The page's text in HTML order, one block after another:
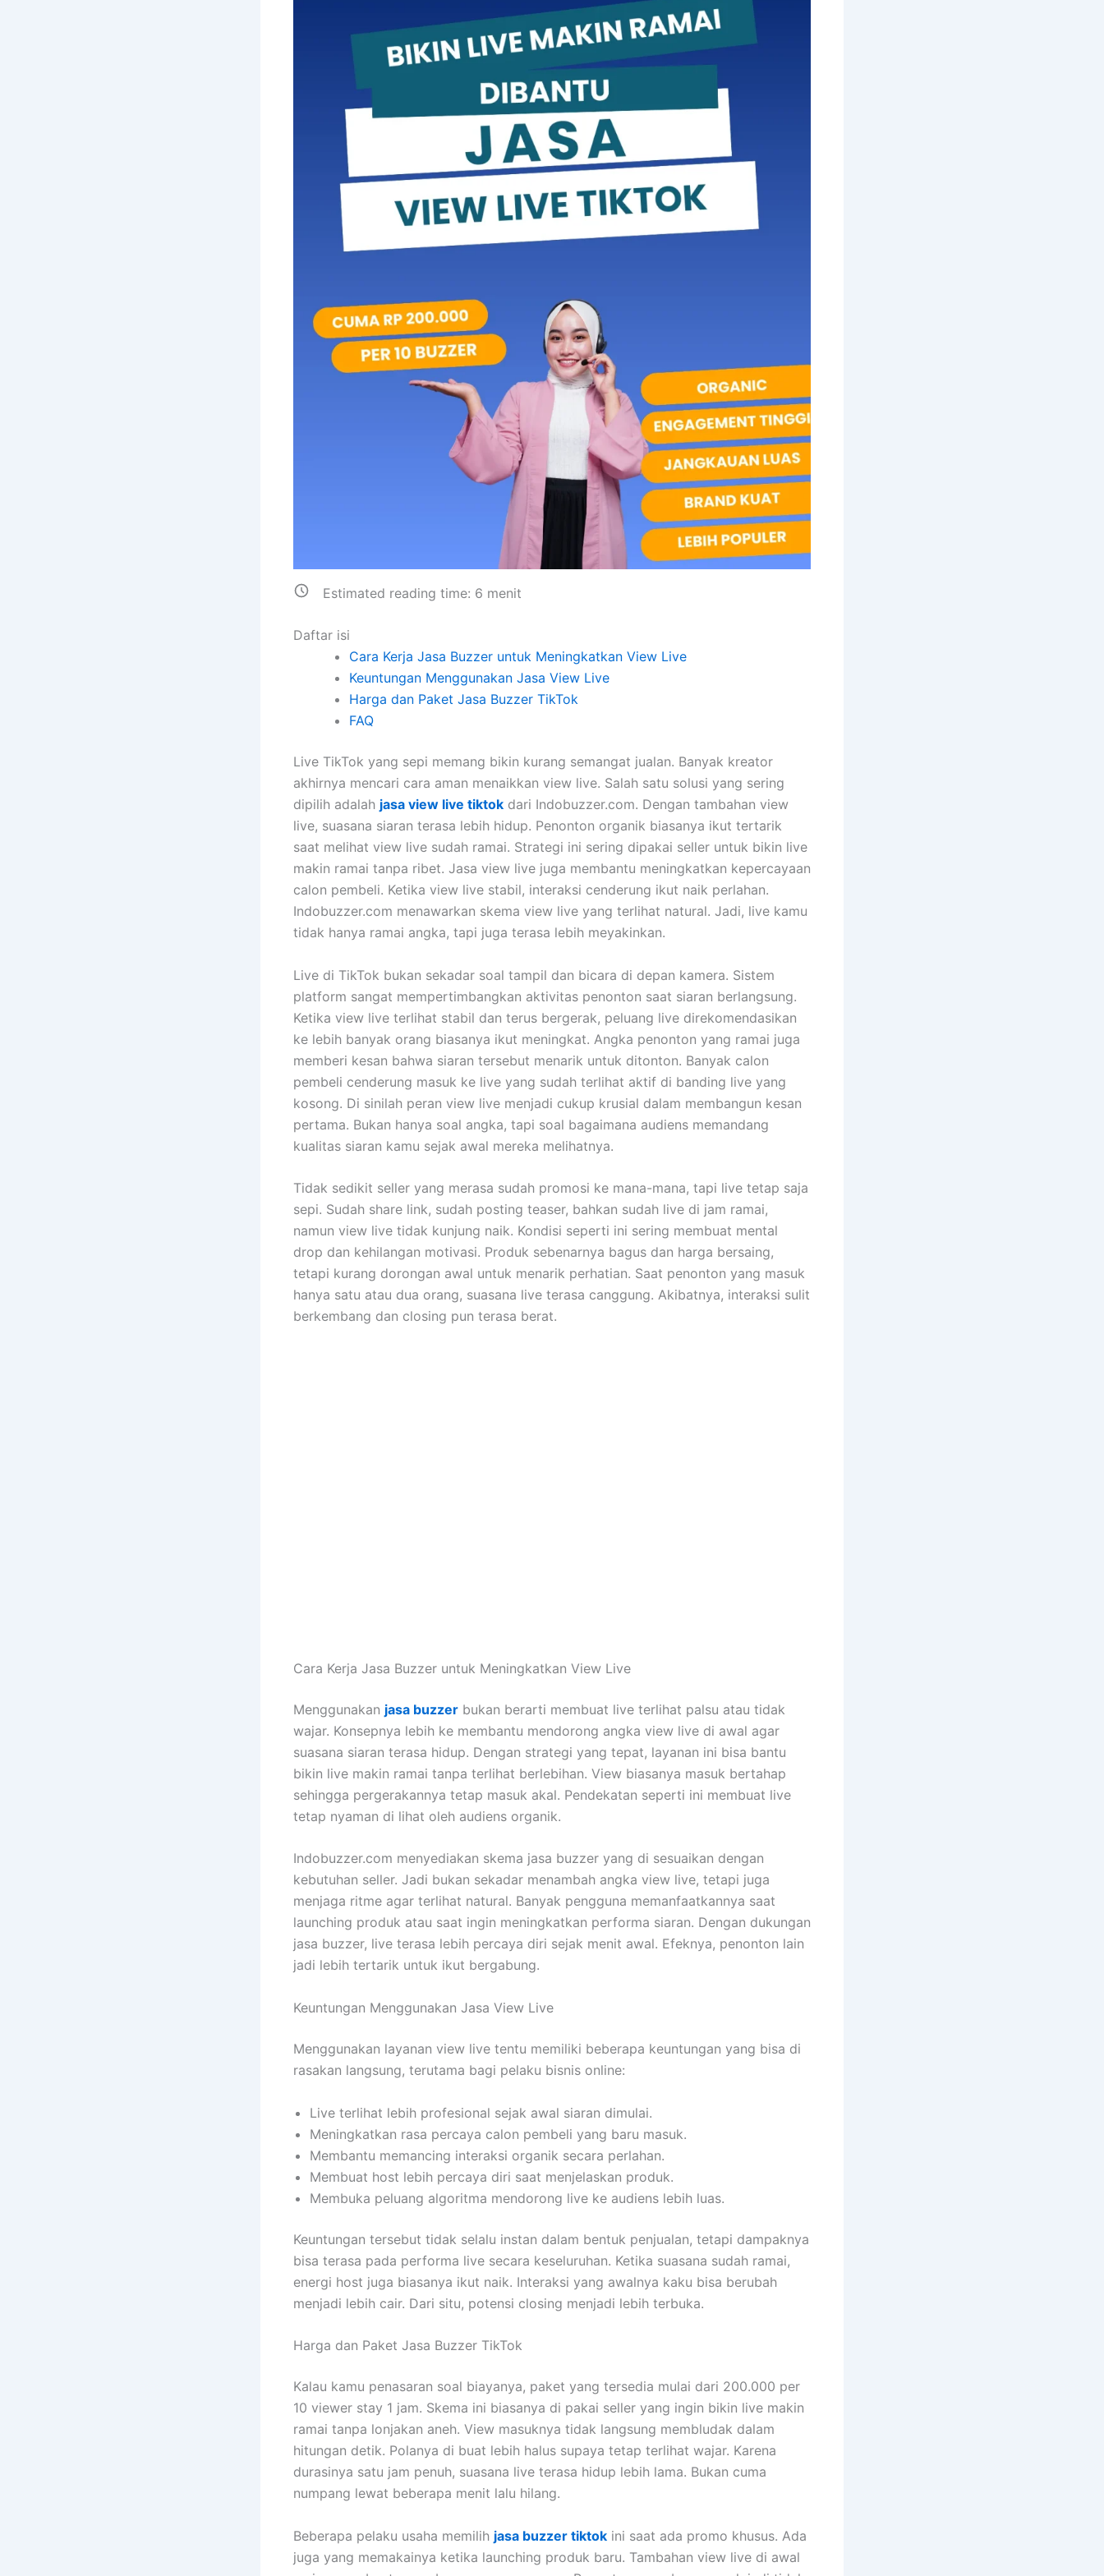
Estimated reading time: 6 menit
Daftar isi
Cara Kerja Jasa Buzzer untuk Meningkatkan View Live
Keuntungan Menggunakan Jasa View Live
Harga dan Paket Jasa Buzzer TikTok
FAQ
Live TikTok yang sepi memang bikin kurang semangat jualan. Banyak kreator
akhirnya mencari cara aman menaikkan view live. Salah satu solusi yang sering
dipilih adalah jasa view live tiktok dari Indobuzzer.com. Dengan tambahan view
live, suasana siaran terasa lebih hidup. Penonton organik biasanya ikut tertarik
saat melihat view live sudah ramai. Strategi ini sering dipakai seller untuk bikin live
makin ramai tanpa ribet. Jasa view live juga membantu meningkatkan kepercayaan
calon pembeli. Ketika view live stabil, interaksi cenderung ikut naik perlahan.
Indobuzzer.com menawarkan skema view live yang terlihat natural. Jadi, live kamu
tidak hanya ramai angka, tapi juga terasa lebih meyakinkan.
Live di TikTok bukan sekadar soal tampil dan bicara di depan kamera. Sistem
platform sangat mempertimbangkan aktivitas penonton saat siaran berlangsung.
Ketika view live terlihat stabil dan terus bergerak, peluang live direkomendasikan
ke lebih banyak orang biasanya ikut meningkat. Angka penonton yang ramai juga
memberi kesan bahwa siaran tersebut menarik untuk ditonton. Banyak calon
pembeli cenderung masuk ke live yang sudah terlihat aktif di banding live yang
kosong. Di sinilah peran view live menjadi cukup krusial dalam membangun kesan
pertama. Bukan hanya soal angka, tapi soal bagaimana audiens memandang
kualitas siaran kamu sejak awal mereka melihatnya.
Tidak sedikit seller yang merasa sudah promosi ke mana-mana, tapi live tetap saja
sepi. Sudah share link, sudah posting teaser, bahkan sudah live di jam ramai,
namun view live tidak kunjung naik. Kondisi seperti ini sering membuat mental
drop dan kehilangan motivasi. Produk sebenarnya bagus dan harga bersaing,
tetapi kurang dorongan awal untuk menarik perhatian. Saat penonton yang masuk
hanya satu atau dua orang, suasana live terasa canggung. Akibatnya, interaksi sulit
berkembang dan closing pun terasa berat.
Cara Kerja Jasa Buzzer untuk Meningkatkan View Live
Menggunakan jasa buzzer bukan berarti membuat live terlihat palsu atau tidak
wajar. Konsepnya lebih ke membantu mendorong angka view live di awal agar
suasana siaran terasa hidup. Dengan strategi yang tepat, layanan ini bisa bantu
bikin live makin ramai tanpa terlihat berlebihan. View biasanya masuk bertahap
sehingga pergerakannya tetap masuk akal. Pendekatan seperti ini membuat live
tetap nyaman di lihat oleh audiens organik.
Indobuzzer.com menyediakan skema jasa buzzer yang di sesuaikan dengan
kebutuhan seller. Jadi bukan sekadar menambah angka view live, tetapi juga
menjaga ritme agar terlihat natural. Banyak pengguna memanfaatkannya saat
launching produk atau saat ingin meningkatkan performa siaran. Dengan dukungan
jasa buzzer, live terasa lebih percaya diri sejak menit awal. Efeknya, penonton lain
jadi lebih tertarik untuk ikut bergabung.
Keuntungan Menggunakan Jasa View Live
Menggunakan layanan view live tentu memiliki beberapa keuntungan yang bisa di
rasakan langsung, terutama bagi pelaku bisnis online:
Live terlihat lebih profesional sejak awal siaran dimulai.
Meningkatkan rasa percaya calon pembeli yang baru masuk.
Membantu memancing interaksi organik secara perlahan.
Membuat host lebih percaya diri saat menjelaskan produk.
Membuka peluang algoritma mendorong live ke audiens lebih luas.
Keuntungan tersebut tidak selalu instan dalam bentuk penjualan, tetapi dampaknya
bisa terasa pada performa live secara keseluruhan. Ketika suasana sudah ramai,
energi host juga biasanya ikut naik. Interaksi yang awalnya kaku bisa berubah
menjadi lebih cair. Dari situ, potensi closing menjadi lebih terbuka.
Harga dan Paket Jasa Buzzer TikTok
Kalau kamu penasaran soal biayanya, paket yang tersedia mulai dari 200.000 per
10 viewer stay 1 jam. Skema ini biasanya di pakai seller yang ingin bikin live makin
ramai tanpa lonjakan aneh. View masuknya tidak langsung membludak dalam
hitungan detik. Polanya di buat lebih halus supaya tetap terlihat wajar. Karena
durasinya satu jam penuh, suasana live terasa hidup lebih lama. Bukan cuma
numpang lewat beberapa menit lalu hilang.
Beberapa pelaku usaha memilih jasa buzzer tiktok ini saat ada promo khusus. Ada
juga yang memakainya ketika launching produk baru. Tambahan view live di awal